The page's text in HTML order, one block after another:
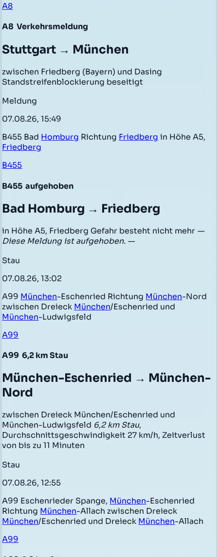
A8
A8 Verkehrsmeldung
Stuttgart → München
zwischen Friedberg (Bayern) und Dasing
Standstreifenblockierung beseitigt
Meldung
07.08.26, 15:49
B455 Bad Homburg Richtung Friedberg in Höhe A5,
Friedberg
B455
B455 aufgehoben
Bad Homburg → Friedberg
in Höhe A5, Friedberg Gefahr besteht nicht mehr —
Diese Meldung ist aufgehoben. —
Stau
07.08.26, 13:02
A99 München-Eschenried Richtung München-Nord
zwischen Dreieck München/Eschenried und
München-Ludwigsfeld
A99
A99 6,2 km Stau
München-Eschenried → München-
Nord
zwischen Dreieck München/Eschenried und
München-Ludwigsfeld 6,2 km Stau,
Durchschnittsgeschwindigkeit 27 km/h, Zeitverlust
von bis zu 11 Minuten
Stau
07.08.26, 12:55
A99 Eschenrieder Spange, München-Eschenried
Richtung München-Allach zwischen Dreieck
München/Eschenried und Dreieck München-Allach
A99